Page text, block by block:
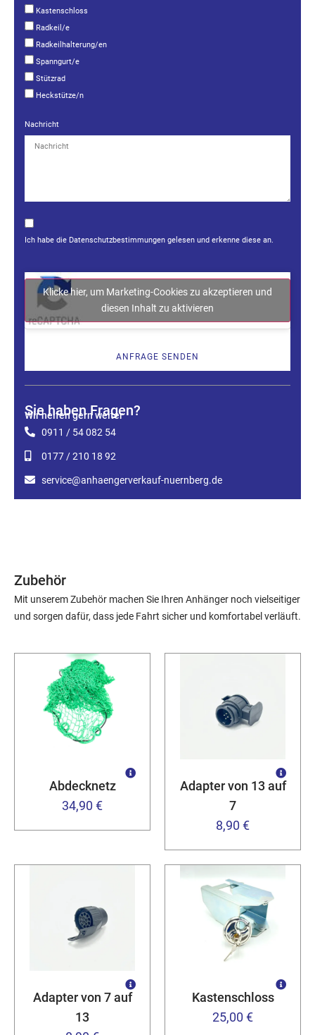
Kastenschloss
Radkeil/e
Radkeilhalterung/en
Spanngurt/e
Stützrad
Heckstütze/n
Nachricht
Ich habe die Datenschutzbestimmungen gelesen und erkenne diese an.
Klicke hier, um Marketing-Cookies zu akzeptieren und
diesen Inhalt zu aktivieren
ANFRAGE SENDEN
Sie haben Fragen?
Wir helfen gern weiter
0911 / 54 082 54
0177 / 210 18 92
service@anhaengerverkauf-nuernberg.de
Zubehör
Mit unserem Zubehör machen Sie Ihren Anhänger noch vielseitiger
und sorgen dafür, dass jede Fahrt sicher und komfortabel verläuft.
Abdecknetz
34,90 €
Adapter von 13 auf
7
8,90 €
Adapter von 7 auf
13
Kastenschloss
25,00 €